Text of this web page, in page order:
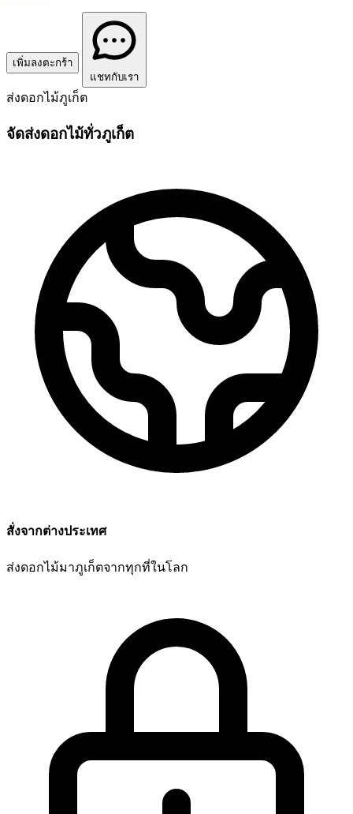
เพิ่มลงตะกร้า
แชทกับเรา
ส่งดอกไม้ภูเก็ต
จัดส่งดอกไม้ทั่วภูเก็ต
สั่งจากต่างประเทศ
ส่งดอกไม้มาภูเก็ตจากทุกที่ในโลก